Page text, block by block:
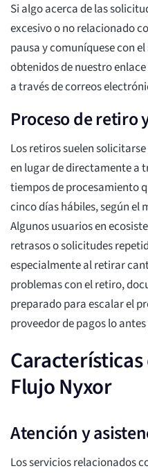
Si algo acerca de las
excesivo o no relacionado
pausa y comuníquese con
obtenidos de nuestro
a través de correos
Proceso de retiro
Los retiros suelen
en lugar de directamente a
tiempos de procesamiento
cinco días hábiles, según el
Algunos usuarios en
retrasos o solicitudes
especialmente al retirar
problemas con el retiro,
preparado para escalar el
proveedor de pagos lo
Flujo Nyxor
Atención y
Los servicios relacionados